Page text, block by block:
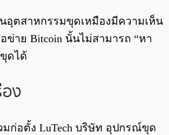
อุตสาหกรรมขุดเหมืองมีความเห็น
ข่าย Bitcoin นั้นไม่สามารถ “หา
ดได้
ง
มก่อตั้ง LuTech บริษัท อุปกรณ์ขุด